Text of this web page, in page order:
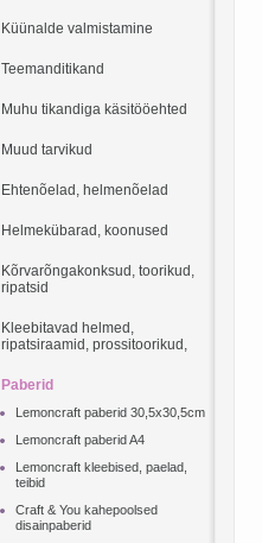
Küünalde valmistamine
Teemanditikand
Muhu tikandiga käsitööehted
Muud tarvikud
Ehtenõelad, helmenõelad
Helmekübarad, koonused
Kõrvarõngakonksud, toorikud,
ripatsid
Kleebitavad helmed,
ripatsiraamid, prossitoorikud,
Paberid
Lemoncraft paberid 30,5x30,5cm
Lemoncraft paberid A4
Lemoncraft kleebised, paelad,
teibid
Craft & You kahepoolsed
disainpaberid